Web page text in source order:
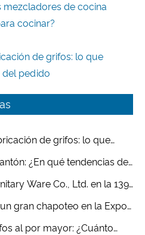
de cocina
cocinar?
de grifos: lo que
del pedido
de grifos: lo que
pedido
¿En qué tendencias de
en 2026?
Ware Co., Ltd. en la 139ª
a visitar el stand B 9.1 J14-
gran chapoteo en la Expo
2025:
al por mayor: ¿Cuánto